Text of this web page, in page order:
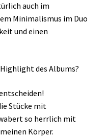
auch im
Minimalismus im Duo
und einen
des Albums?
Stücke mit
so herrlich mit
Körper.